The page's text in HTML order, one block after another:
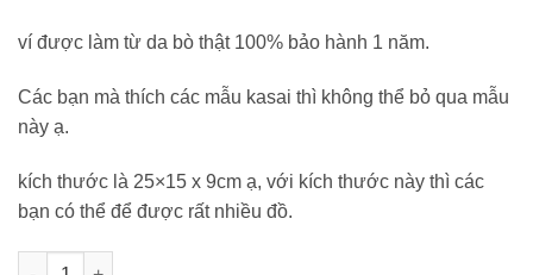
ví được làm từ da bò thật 100% bảo hành 1 năm.
Các bạn mà thích các mẫu kasai thì không thể bỏ qua mẫu
này ạ.
kích thước là 25×15 x 9cm ạ, với kích thước này thì các
bạn có thể để được rất nhiều đồ.
Ví Cầm Tay Nam KASAI Clutch dáng hộp 2 khóa da sáp phong cách